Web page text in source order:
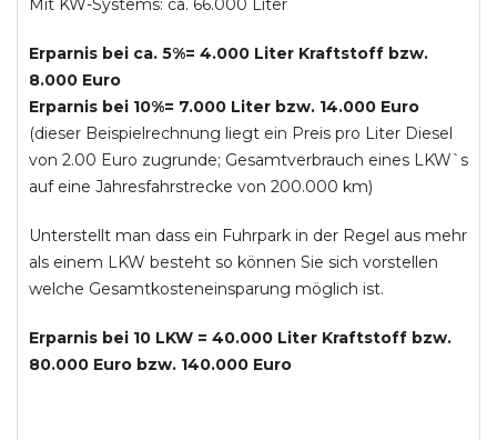
Mit KW-Systems: ca. 66.000 Liter
Erparnis bei ca. 5%= 4.000 Liter Kraftstoff bzw.
8.000 Euro
Erparnis bei 10%= 7.000 Liter bzw. 14.000 Euro
(dieser Beispielrechnung liegt ein Preis pro Liter Diesel
von 2.00 Euro zugrunde; Gesamtverbrauch eines LKW`s
auf eine Jahresfahrstrecke von 200.000 km)
Unterstellt man dass ein Fuhrpark in der Regel aus mehr
als einem LKW besteht so können Sie sich vorstellen
welche Gesamtkosteneinsparung möglich ist.
Erparnis bei 10 LKW = 40.000 Liter Kraftstoff bzw.
80.000 Euro bzw. 140.000 Euro